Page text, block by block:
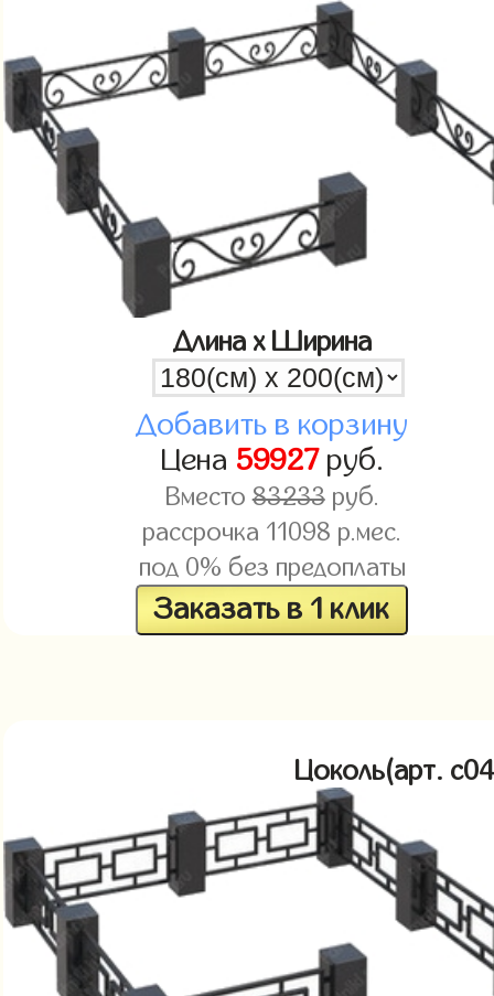
Длина x Ширина
Добавить в корзину
Цена 59927руб.
Вместо83233руб.
рассрочка 11098 р.мес.
под 0% без предоплаты
Заказать в 1 клик
Цоколь(арт.